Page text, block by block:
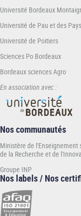
Université Bordeaux
Université de Pau et des
Université de Poitiers
Sciences Po Bordeaux
Bordeaux sciences Agro
En association avec :
Nos communautés
Ministère de l'Enseignement
de la Recherche et de
Groupe INP
Nos labels / Nos